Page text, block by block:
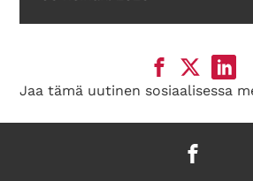
Jaa tämä uutinen sosiaalisessa